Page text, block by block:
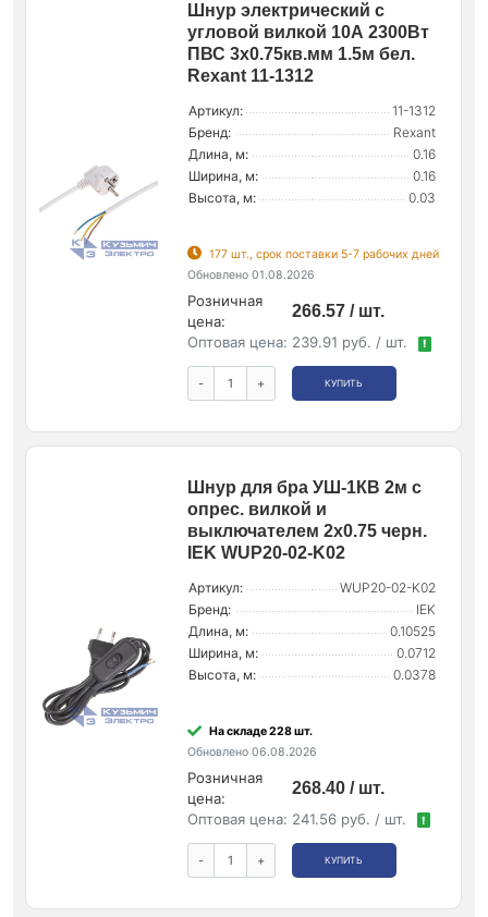
Шнур электрический с
угловой вилкой 10А 2300Вт
ПВС 3х0.75кв.мм 1.5м бел.
Rexant 11-1312
Артикул:
11-1312
Бренд:
Rexant
Длина, м:
0.16
Ширина, м:
0.16
Высота, м:
0.03
177 шт., срок поставки 5-7 рабочих дней
Обновлено 01.08.2026
Розничная
цена:
266.57 / шт.
Оптовая цена: 239.91 руб. / шт. !
- + КУПИТЬ
Шнур для бра УШ-1КВ 2м с
опрес. вилкой и
выключателем 2х0.75 черн.
IEK WUP20-02-K02
Артикул:
WUP20-02-K02
Бренд:
IEK
Длина, м:
0.10525
Ширина, м:
0.0712
Высота, м:
0.0378
На складе 228 шт.
Обновлено 06.08.2026
Розничная
цена:
268.40 / шт.
Оптовая цена: 241.56 руб. / шт. !
- + КУПИТЬ